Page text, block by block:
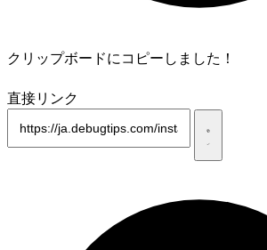
クリップボードにコピーしました！
直接リンク